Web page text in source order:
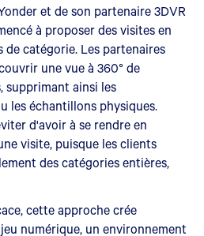
et de son partenaire 3DVR
à proposer des visites en
catégorie. Les partenaires
une vue à 360° de
supprimant ainsi les
les échantillons physiques.
d'avoir à se rendre en
visite, puisque les clients
des catégories entières,
cette approche crée
numérique, un environnement